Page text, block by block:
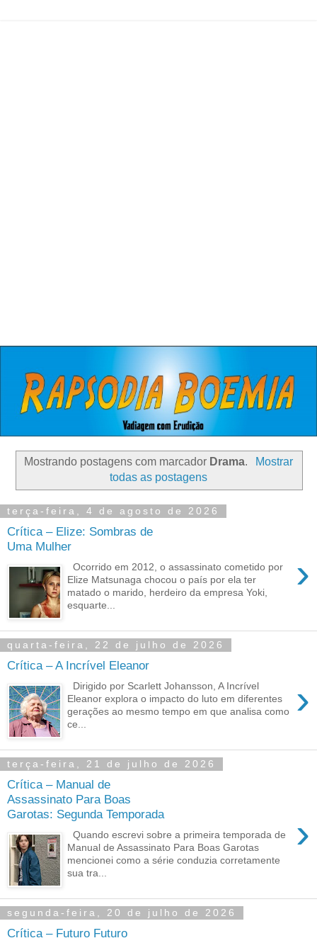
Mostrando postagens com marcador Drama.
Mostrar
todas as postagens
terça-feira, 4 de agosto de 2026
Crítica – Elize: Sombras de
Uma Mulher
›
Ocorrido em 2012, o assassinato cometido por
Elize Matsunaga chocou o país por ela ter
matado o marido, herdeiro da empresa Yoki,
esquarte...
quarta-feira, 22 de julho de 2026
Crítica – A Incrível Eleanor
›
Dirigido por Scarlett Johansson, A Incrível
Eleanor explora o impacto do luto em diferentes
gerações ao mesmo tempo em que analisa como
ce...
terça-feira, 21 de julho de 2026
Crítica – Manual de
Assassinato Para Boas
Garotas: Segunda Temporada
›
Quando escrevi sobre a primeira temporada de
Manual de Assassinato Para Boas Garotas
mencionei como a série conduzia corretamente
sua tra...
segunda-feira, 20 de julho de 2026
Crítica – Futuro Futuro